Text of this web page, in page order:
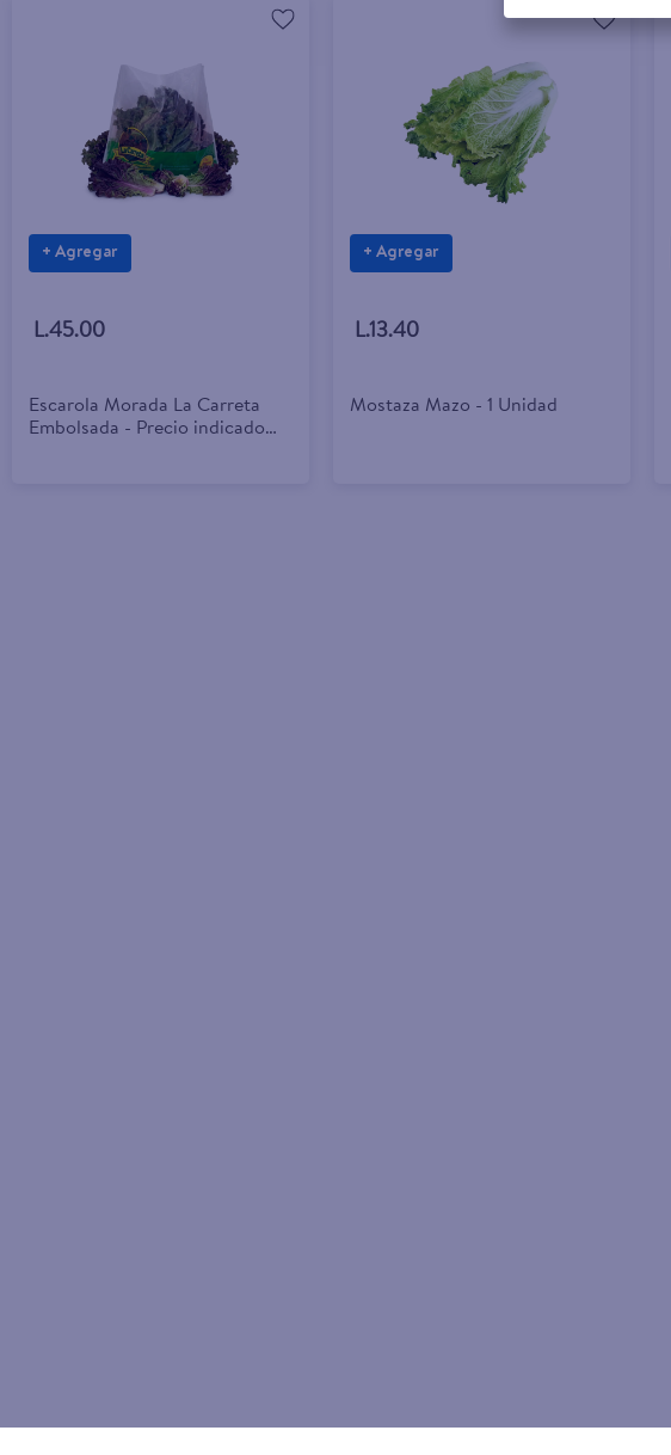
+ Agregar
L.45.00
Escarola Morada La Carreta
Embolsada - Precio indicado
+ Agregar
L.13.40
Mostaza Mazo - 1 Unidad